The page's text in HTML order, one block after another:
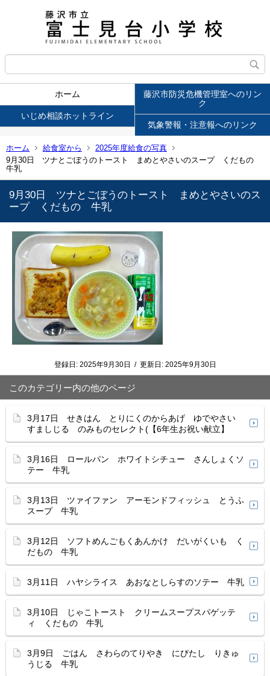
ホーム
藤沢市防災危機管理室へのリン
ク
いじめ相談ホットライン
気象警報・注意報へのリンク
ホーム 給食室から
2025年度給食の写真
9月30日 ツナとごぼうのトースト まめとやさいのスープ くだもの
牛乳
9月30日 ツナとごぼうのトースト まめとやさいのス
ープ くだもの 牛乳
登録日: 2025年9月30日 / 更新日: 2025年9月30日
このカテゴリー内の他のページ
3月17日 せきはん とりにくのからあげ ゆでやさい
すましじる のみものセレクト(【6年生お祝い献立】
3月16日 ロールパン ホワイトシチュー さんしょくソ
テー 牛乳
3月13日 ツァイファン アーモンドフィッシュ とうふ
スープ 牛乳
3月12日 ソフトめんごもくあんかけ だいがくいも く
だもの 牛乳
3月11日 ハヤシライス あおなとしらすのソテー 牛乳
3月10日 じゃこトースト クリームスープスパゲッテ
ィ くだもの 牛乳
3月9日 ごはん さわらのてりやき にびたし りきゅ
うじる 牛乳